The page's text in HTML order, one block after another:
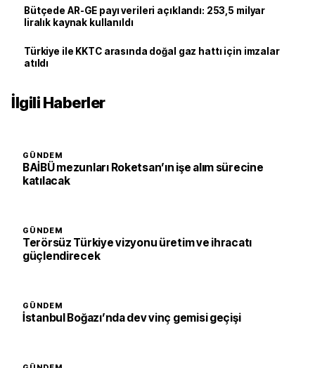
Bütçede AR-GE payı verileri açıklandı: 253,5 milyar
liralık kaynak kullanıldı
Türkiye ile KKTC arasında doğal gaz hattı için imzalar
atıldı
İlgili Haberler
GÜNDEM
BAİBÜ mezunları Roketsan’ın işe alım sürecine
katılacak
GÜNDEM
Terörsüz Türkiye vizyonu üretim ve ihracatı
güçlendirecek
GÜNDEM
İstanbul Boğazı’nda dev vinç gemisi geçişi